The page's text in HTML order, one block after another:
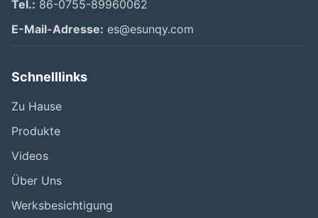
Tel.: 86-0755-89960062
E-Mail-Adresse: es@esunqy.com
Schnelllinks
Zu Hause
Produkte
Videos
Über Uns
Werksbesichtigung